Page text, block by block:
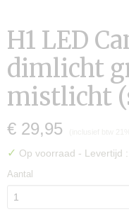
H1 LED
dimlicht
mistlicht
€ 29,95
✓ Op voorraad - Levertijd
Aantal